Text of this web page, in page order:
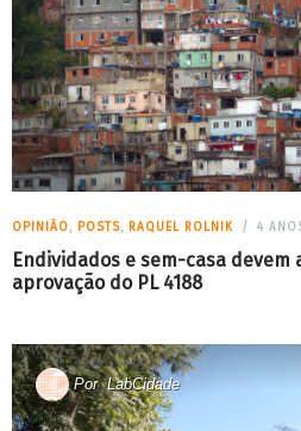
OPINIÃO, POSTS, RAQUEL ROLNIK 4
Endividados e sem-casa devem
aprovação do PL 4188
PorLabCidade